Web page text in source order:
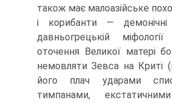
також має малоазійське
і корибанти —
давньогрецькій
оточення Великої матері
немовляти Зевса на Криті
його плач ударами
тимпанами,